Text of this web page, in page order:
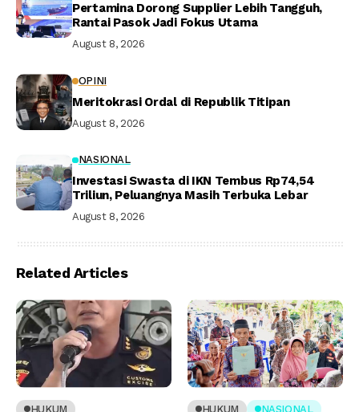
Pertamina Dorong Supplier Lebih Tangguh,
Rantai Pasok Jadi Fokus Utama
August 8, 2026
OPINI
Meritokrasi Ordal di Republik Titipan
August 8, 2026
NASIONAL
Investasi Swasta di IKN Tembus Rp74,54
Triliun, Peluangnya Masih Terbuka Lebar
August 8, 2026
Related Articles
HUKUM HUKUM NASIONAL